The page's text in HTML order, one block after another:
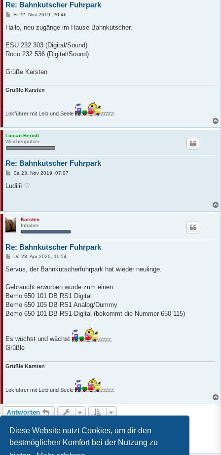
Diese Website nutzt Cookies, um dir den
bestmöglichen Komfort bei der Nutzung zu
Re: Bahnkutscher Fuhrpark
B
i
a
Fr 22. Nov 2019, 20:46
Hallo, neu zugänge im Hause Bahnkutscher.
ESU 232 303 (Digital/Sound)
Roco 232 536 (Digital/Sound)
Grüße Karsten
Grüßle Karsten
Lokführer mit Leib und Seele
Lucian Berndt
Weichenputzer
Re: Bahnkutscher Fuhrpark
B
i
Sa 23. Nov 2019, 07:07
Ludiiiì ♡
Karsten
Inhaber
Re: Bahnkutscher Fuhrpark
B
i
a
Do 23. Apr 2020, 11:54
Servus, der Bahnkutscherfuhrpark hat wieder neulinge.
Gebraucht erworben wurde zum einen
Bemo 650 101 DB RS1 Digital
Bemo 650 105 DB RS1 Analog/Dummy
Bemo 650 101 DB RS1 Digital (bekommt die Nummer 650 115)
Es wüchst und wächst
Grüßle
Grüßle Karsten
Lokführer mit Leib und Seele
Antworten
16 Beiträge Vorherige
1 2